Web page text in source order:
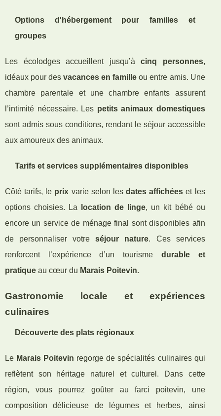
Options d'hébergement pour familles et
groupes
Les écolodges accueillent jusqu’àcinq personnes,
idéaux pour desvacances en famille ou entre amis. Une
chambre parentale et une chambre enfants assurent
l’intimité nécessaire. Les petits animaux domestiques
sont admis sous conditions, rendant le séjour accessible
aux amoureux des animaux.
Tarifs et services supplémentaires disponibles
Côté tarifs, le prix varie selon lesdates affichées et les
options choisies. La
location de linge, un kit bébé ou
encore un service de ménage final sont disponibles afin
de personnaliser votreséjour nature. Ces services
renforcent l’expérience d’un tourisme durable et
pratique au cœur du Marais Poitevin.
Gastronomie locale et expériences
culinaires
Découverte des plats régionaux
Le Marais Poitevin regorge de spécialités culinaires qui
reflètent son héritage naturel et culturel. Dans cette
région, vous pourrez goûter au farci poitevin, une
composition délicieuse de légumes et herbes, ainsi